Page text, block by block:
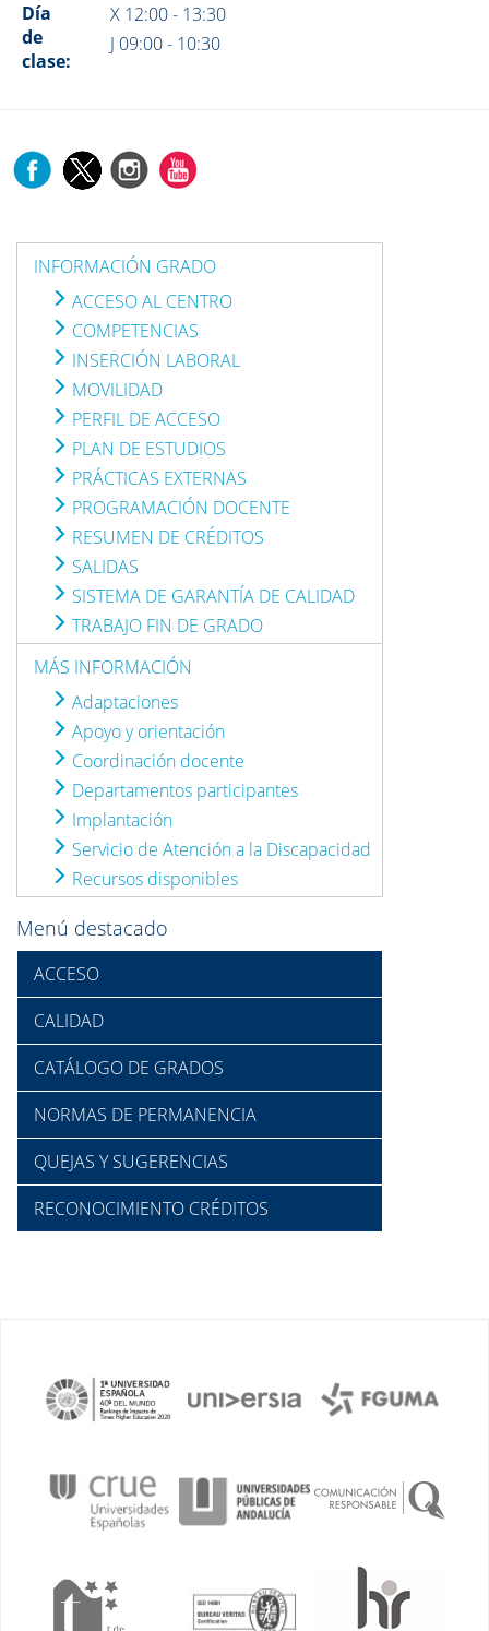
Día
de
clase:
X 12:00 - 13:30
J 09:00 - 10:30
INFORMACIÓN GRADO
ACCESO AL CENTRO
COMPETENCIAS
INSERCIÓN LABORAL
MOVILIDAD
PERFIL DE ACCESO
PLAN DE ESTUDIOS
PRÁCTICAS EXTERNAS
PROGRAMACIÓN DOCENTE
RESUMEN DE CRÉDITOS
SALIDAS
SISTEMA DE GARANTÍA DE CALIDAD
TRABAJO FIN DE GRADO
MÁS INFORMACIÓN
Adaptaciones
Apoyo y orientación
Coordinación docente
Departamentos participantes
Implantación
Servicio de Atención a la Discapacidad
Recursos disponibles
Menú destacado
ACCESO
CALIDAD
CATÁLOGO DE GRADOS
NORMAS DE PERMANENCIA
QUEJAS Y SUGERENCIAS
RECONOCIMIENTO CRÉDITOS